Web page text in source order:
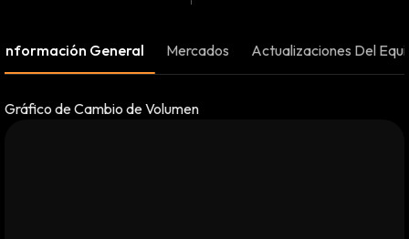
Información General Mercados Actualizaciones Del
Gráfico de Cambio de Volumen